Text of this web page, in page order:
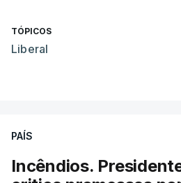
TÓPICOS
Liberal
PAÍS
Incêndios.